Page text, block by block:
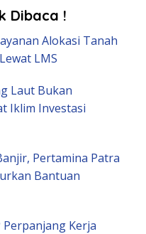
Dibaca !
Alokasi Tanah
LMS
Laut Bukan
Iklim Investasi
Pertamina Patra
Bantuan
Perpanjang Kerja